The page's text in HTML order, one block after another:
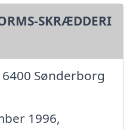
SKRÆDDERI
Sønderborg
1996,